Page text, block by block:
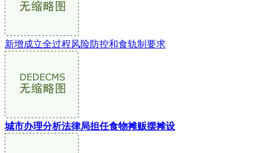
新增成立全过程风险防控和食轨制要求
城市办理分析法律局担任食物摊贩摆摊设